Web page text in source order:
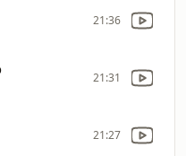
21:36
21:31
21:27